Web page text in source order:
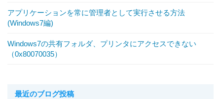
アプリケーションを常に管理者として実行させる方法
(Windows7編)
Windows7の共有フォルダ、プリンタにアクセスできない
（0x80070035）
最近のブログ投稿